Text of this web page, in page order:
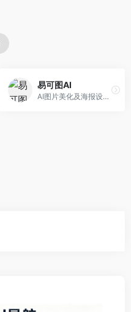
易可图AI
AI图片美化及海报设计平台，专注于电商视觉设计。面向电商卖家，提供图片美化、海报设计、营销素材等服务，设计效率高。